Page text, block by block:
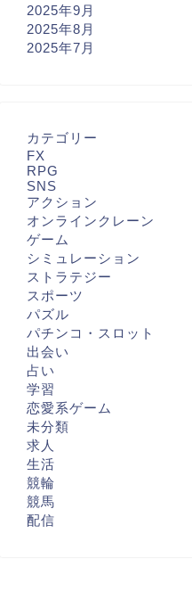
2025年9月
2025年8月
2025年7月
カテゴリー
FX
RPG
SNS
アクション
オンラインクレーン
ゲーム
シミュレーション
ストラテジー
スポーツ
パズル
パチンコ・スロット
出会い
占い
学習
恋愛系ゲーム
未分類
求人
生活
競輪
競馬
配信